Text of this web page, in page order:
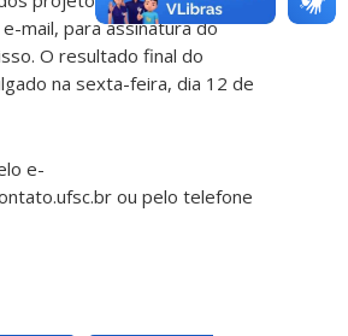
mail, para assinatura do
O resultado final do
na sexta-feira, dia 12 de
e-
ou pelo telefone